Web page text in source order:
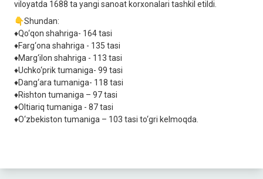
viloyatda 1688 ta yangi sanoat korxonalari tashkil etildi.
👇Shundan:
♦️Qo‘qon shahriga- 164 tasi
♦️Farg‘ona shahriga - 135 tasi
♦️Marg‘ilon shahriga - 113 tasi
♦️Uchko‘prik tumaniga- 99 tasi
♦️Dang‘ara tumaniga- 118 tasi
♦️Rishton tumaniga – 97 tasi
♦️Oltiariq tumaniga - 87 tasi
♦️O‘zbekiston tumaniga – 103 tasi to‘gri kelmoqda.